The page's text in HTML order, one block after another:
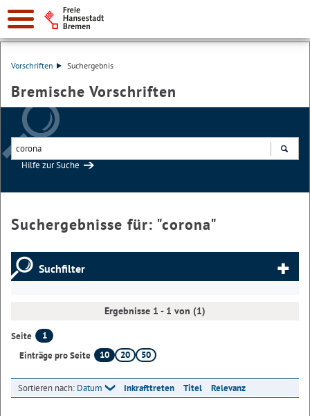
Vorschriften Suchergebnis
Bremische Vorschriften
Hilfe zur Suche
Suchergebnisse für: "corona"
Suchfilter
Ergebnisse 1 - 1 von (1)
Seite
1
Einträge pro Seite
10 20 50
Sortieren nach: Datum Inkrafttreten Titel Relevanz